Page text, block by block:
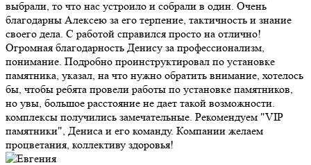
выбрали, то что нас устроило и собрали в один. Очень
благодарны Алексею за его терпение, тактичность и знание
своего дела. С работой справился просто на отлично!
Огромная благодарность Денису за профессионализм,
понимание. Подробно проинструктировал по установке
памятника, указал, на что нужно обратить внимание, хотелось
бы, чтобы ребята провели работы по установке памятников,
но увы, большое расстояние не дает такой возможности.
комплексы получились замечательные. Рекомендуем "VIP
памятники", Дениса и его команду. Компании желаем
процветания, коллективу здоровья!